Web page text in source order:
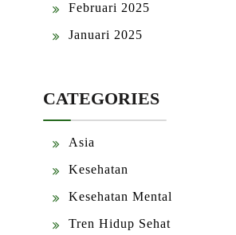
Februari 2025
Januari 2025
CATEGORIES
Asia
Kesehatan
Kesehatan Mental
Tren Hidup Sehat